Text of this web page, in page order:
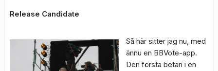
Release Candidate
Så här sitter jag nu, med
ännu en BBVote-app.
Den första betan i en